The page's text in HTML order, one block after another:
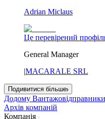
Adrian Miclaus
Це перевірений
General Manager
|MACARALE SRL
Подивитися більше
Додому Вантажовідправники
Архів компаній
Компанія